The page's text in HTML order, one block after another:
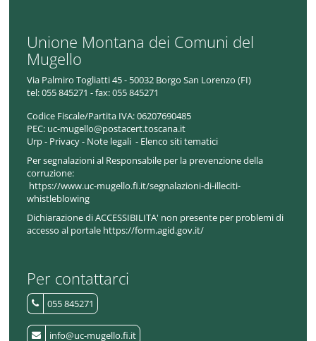
Unione Montana dei Comuni del
Mugello
Via Palmiro Togliatti 45 - 50032 Borgo San Lorenzo (FI)
tel:055 845271 - fax: 055 845271
Codice Fiscale/Partita IVA:06207690485
PEC: uc-mugello@postacert.toscana.it
Urp- Privacy- Note legali - Elenco siti tematici
Per segnalazioni al Responsabile per la prevenzione della
corruzione:
https://www.uc-mugello.fi.it/segnalazioni-di-illeciti-
whistleblowing
Dichiarazione di ACCESSIBILITA' non presente per problemi di
accesso al portale https://form.agid.gov.it/
Per contattarci
055 845271
info@uc-mugello.fi.it